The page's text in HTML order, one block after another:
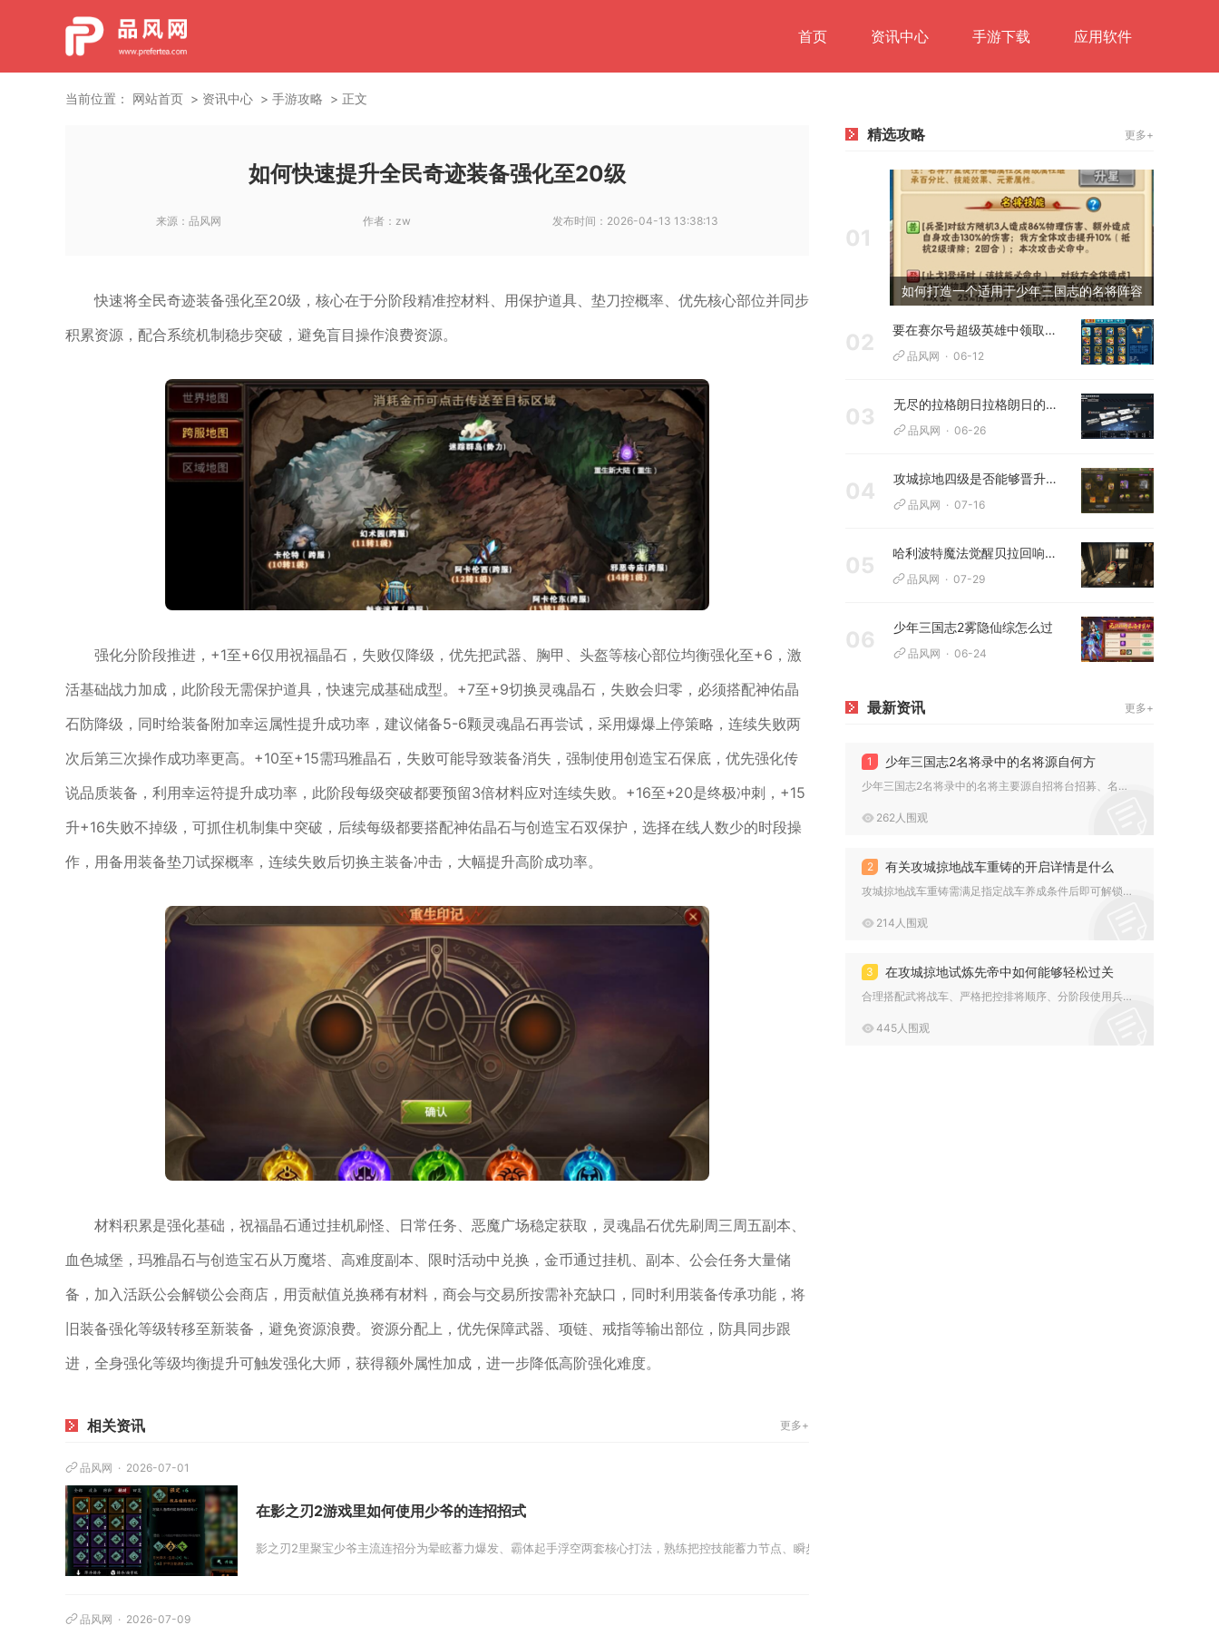
首页 资讯中心 手游下载 应用软件
当前位置： 网站首页 资讯中心 手游攻略 正文
如何快速提升全民奇迹装备强化至20级
来源： 品风网 作者： zw 发布时间： 2026-04-13 13:38:13
快速将全民奇迹装备强化至20级，核心在于分阶段精准控材料、用保护道具、垫刀控概率、优先核心部位并同步
积累资源，配合系统机制稳步突破，避免盲目操作浪费资源。
强化分阶段推进，+1至+6仅用祝福晶石，失败仅降级，优先把武器、胸甲、头盔等核心部位均衡强化至+6，激
活基础战力加成，此阶段无需保护道具，快速完成基础成型。+7至+9切换灵魂晶石，失败会归零，必须搭配神佑晶
石防降级，同时给装备附加幸运属性提升成功率，建议储备5-6颗灵魂晶石再尝试，采用爆爆上停策略，连续失败两
次后第三次操作成功率更高。+10至+15需玛雅晶石，失败可能导致装备消失，强制使用创造宝石保底，优先强化传
说品质装备，利用幸运符提升成功率，此阶段每级突破都要预留3倍材料应对连续失败。+16至+20是终极冲刺，+15
升+16失败不掉级，可抓住机制集中突破，后续每级都要搭配神佑晶石与创造宝石双保护，选择在线人数少的时段操
作，用备用装备垫刀试探概率，连续失败后切换主装备冲击，大幅提升高阶成功率。
材料积累是强化基础，祝福晶石通过挂机刷怪、日常任务、恶魔广场稳定获取，灵魂晶石优先刷周三周五副本、
血色城堡，玛雅晶石与创造宝石从万魔塔、高难度副本、限时活动中兑换，金币通过挂机、副本、公会任务大量储
备，加入活跃公会解锁公会商店，用贡献值兑换稀有材料，商会与交易所按需补充缺口，同时利用装备传承功能，将
旧装备强化等级转移至新装备，避免资源浪费。资源分配上，优先保障武器、项链、戒指等输出部位，防具同步跟
进，全身强化等级均衡提升可触发强化大师，获得额外属性加成，进一步降低高阶强化难度。
相关资讯 更多+
品风网 2026-07-01
在影之刃2游戏里如何使用少爷的连招招式
影之刃2里聚宝少爷主流连招分为晕眩蓄力爆发、霸体起手浮空两套核心打法，熟练把控技能蓄力节点、瞬步位移与技能落地衔接，就能...
品风网 2026-07-09
精选攻略 更多+
01
如何打造一个适用于少年三国志的名将阵容
02 要在赛尔号超级英雄中领取雷伊应该如何操作
品风网 06-12
03 无尽的拉格朗日拉格朗日的最终目的是否存在
品风网 06-26
04 攻城掠地四级是否能够晋升为五级王朝
品风网 07-16
05 哈利波特魔法觉醒贝拉回响技能能力是什么
品风网 07-29
06 少年三国志2雾隐仙综怎么过
品风网 06-24
最新资讯 更多+
1 少年三国志2名将录中的名将源自何方
少年三国志2名将录中的名将主要源自招将台招募、名将传玩法、各...
262人围观
2 有关攻城掠地战车重铸的开启详情是什么
攻城掠地战车重铸需满足指定战车养成条件后即可解锁开启，解锁后...
214人围观
3 在攻城掠地试炼先帝中如何能够轻松过关
合理搭配武将战车、严格把控排将顺序、分阶段使用兵符并且全程手...
445人围观